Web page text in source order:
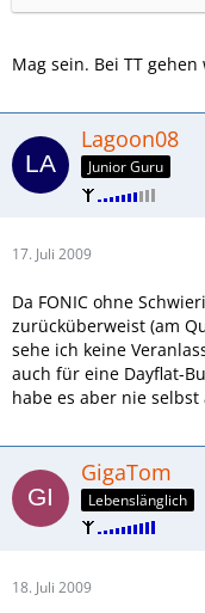
Mag sein. Bei TT
Lagoon08
Junior Guru
17. Juli 2009
Da FONIC ohne
zurücküberweist (am
sehe ich keine
auch für eine Dayflat-
habe es aber nie
GigaTom
Lebenslänglich
18. Juli 2009